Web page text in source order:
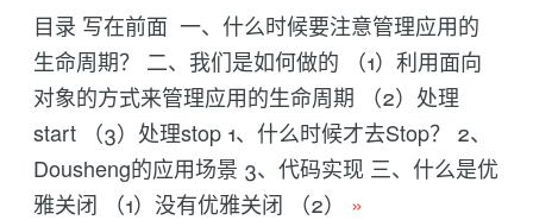
目录 写在前面 一、什么时候要注意管理应用的
生命周期？ 二、我们是如何做的 （1）利用面向
对象的方式来管理应用的生命周期 （2）处理
start （3）处理stop 1、什么时候才去Stop？ 2、
Dousheng的应用场景 3、代码实现 三、什么是优
雅关闭 （1）没有优雅关闭 （2） »